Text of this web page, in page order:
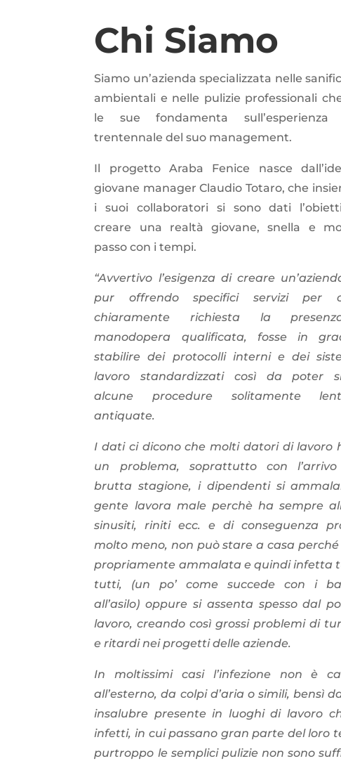
Chi Siamo
Siamo un’azienda specializzata nelle
ambientali e nelle pulizie professionali
le sue fondamenta sull’esperienza
trentennale del suo management.
Il progetto Araba Fenice nasce
giovane manager Claudio Totaro, che
i suoi collaboratori si sono dati
creare una realtà giovane, snella e
passo con i tempi.
“Avvertivo l’esigenza di creare
pur offrendo specifici servizi per
chiaramente richiesta la
manodopera qualificata, fosse in
stabilire dei protocolli interni e dei
lavoro standardizzati così da poter
alcune procedure solitamente
antiquate.
I dati ci dicono che molti datori di lavoro
un problema, soprattutto con
brutta stagione, i dipendenti si
gente lavora male perchè ha sempre
sinusiti, riniti ecc. e di conseguenza
molto meno, non può stare a casa perché
propriamente ammalata e quindi infetta
tutti, (un po’ come succede con i
all’asilo) oppure si assenta spesso dal
lavoro, creando così grossi problemi di
e ritardi nei progetti delle aziende.
In moltissimi casi l’infezione non è
all’esterno, da colpi d’aria o simili, bensì
insalubre presente in luoghi di lavoro
infetti, in cui passano gran parte del loro
purtroppo le semplici pulizie non sono